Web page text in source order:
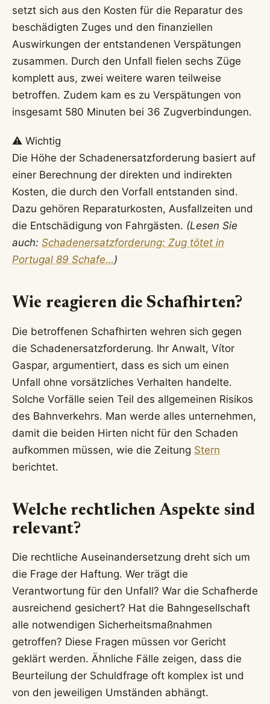
setzt sich aus den Kosten für die Reparatur des
beschädigten Zuges und den finanziellen
Auswirkungen der entstandenen Verspätungen
zusammen. Durch den Unfall fielen sechs Züge
komplett aus, zwei weitere waren teilweise
betroffen. Zudem kam es zu Verspätungen von
insgesamt 580 Minuten bei 36 Zugverbindungen.
⚠️ Wichtig
Die Höhe der Schadenersatzforderung basiert auf
einer Berechnung der direkten und indirekten
Kosten, die durch den Vorfall entstanden sind.
Dazu gehören Reparaturkosten, Ausfallzeiten und
die Entschädigung von Fahrgästen. (Lesen Sie
auch: Schadenersatzforderung: Zug tötet in
Portugal 89 Schafe…)
Wie reagieren die Schafhirten?
Die betroffenen Schafhirten wehren sich gegen
die Schadenersatzforderung. Ihr Anwalt, Vítor
Gaspar, argumentiert, dass es sich um einen
Unfall ohne vorsätzliches Verhalten handelte.
Solche Vorfälle seien Teil des allgemeinen Risikos
des Bahnverkehrs. Man werde alles unternehmen,
damit die beiden Hirten nicht für den Schaden
aufkommen müssen, wie die Zeitung Stern
berichtet.
Welche rechtlichen Aspekte sind
relevant?
Die rechtliche Auseinandersetzung dreht sich um
die Frage der Haftung. Wer trägt die
Verantwortung für den Unfall? War die Schafherde
ausreichend gesichert? Hat die Bahngesellschaft
alle notwendigen Sicherheitsmaßnahmen
getroffen? Diese Fragen müssen vor Gericht
geklärt werden. Ähnliche Fälle zeigen, dass die
Beurteilung der Schuldfrage oft komplex ist und
von den jeweiligen Umständen abhängt.